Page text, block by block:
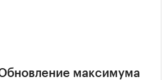
максимума